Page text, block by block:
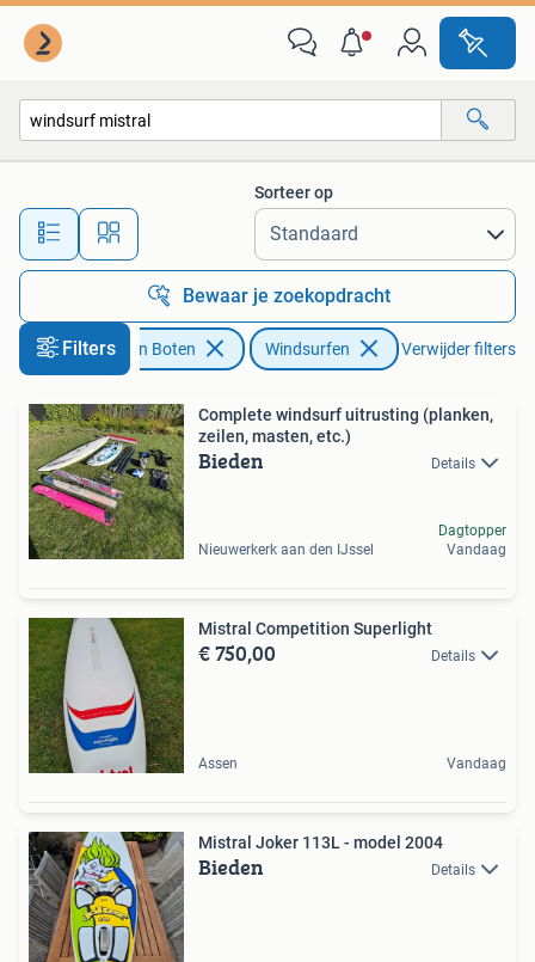
Alle afstanden…
Sorteer op
Bewaar je zoekopdracht
Filters
Watersport en Boten Windsurfen Verwijder filters
Complete windsurf uitrusting (planken,
zeilen, masten, etc.)
Bieden Details
Nieuwerkerk aan den IJssel
Dagtopper
Vandaag
Mistral Competition Superlight
€ 750,00 Details
Assen Vandaag
Mistral Joker 113L - model 2004
Bieden Details